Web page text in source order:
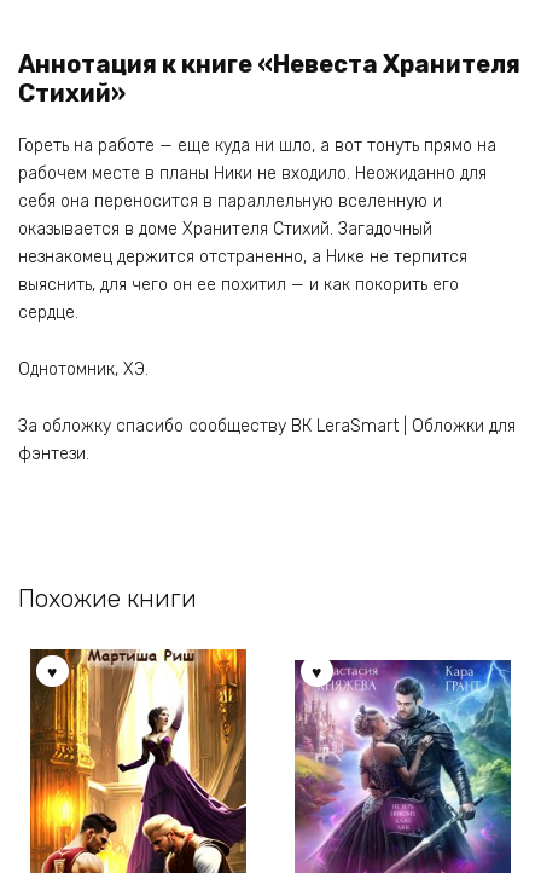
Аннотация к книге «Невеста Хранителя
Стихий»
Гореть на работе — еще куда ни шло, а вот тонуть прямо на
рабочем месте в планы Ники не входило. Неожиданно для
себя она переносится в параллельную вселенную и
оказывается в доме Хранителя Стихий. Загадочный
незнакомец держится отстраненно, а Нике не терпится
выяснить, для чего он ее похитил — и как покорить его
сердце.
Однотомник, ХЭ.
За обложку спасибо сообществу ВК LeraSmart | Обложки для
фэнтези.
Похожие книги